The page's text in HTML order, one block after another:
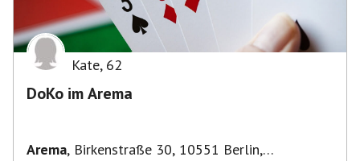
Kate, 62
DoKo im Arema
Arema, Birkenstraße 30, 10551 Berlin,